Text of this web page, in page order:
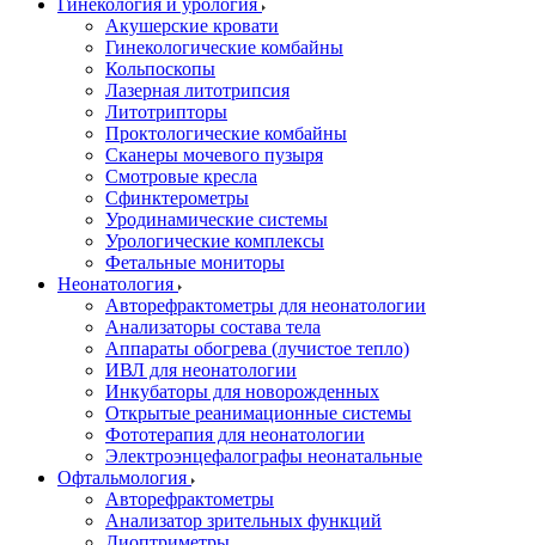
Гинекология и урология
Акушерские кровати
Гинекологические комбайны
Кольпоскопы
Лазерная литотрипсия
Литотрипторы
Проктологические комбайны
Сканеры мочевого пузыря
Смотровые кресла
Сфинктерометры
Уродинамические системы
Урологические комплексы
Фетальные мониторы
Неонатология
Авторефрактометры для неонатологии
Анализаторы состава тела
Аппараты обогрева (лучистое тепло)
ИВЛ для неонатологии
Инкубаторы для новорожденных
Открытые реанимационные системы
Фототерапия для неонатологии
Электроэнцефалографы неонатальные
Офтальмология
Авторефрактометры
Анализатор зрительных функций